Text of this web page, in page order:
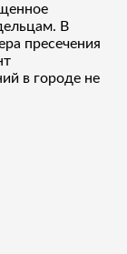
В
пресечения
в городе не